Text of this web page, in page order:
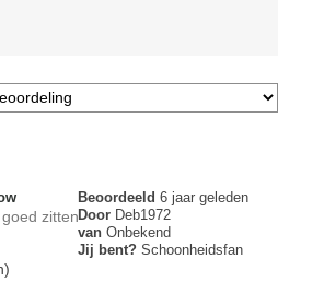
Beoordeeld 6 jaar geleden
Door Deb1972
van Onbekend
Jij bent? Schoonheidsfan
zitten